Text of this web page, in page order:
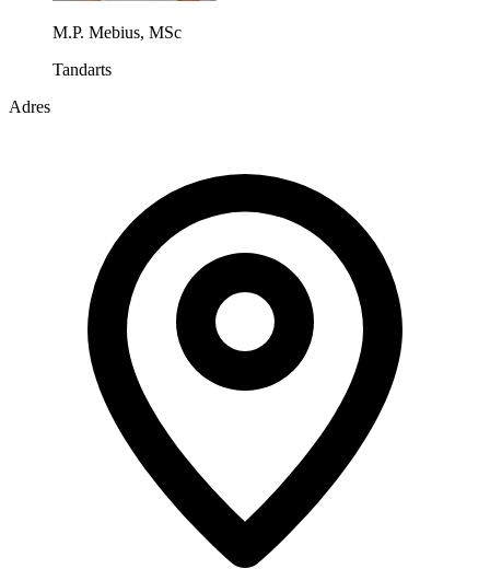
M.P. Mebius, MSc
Tandarts
Adres